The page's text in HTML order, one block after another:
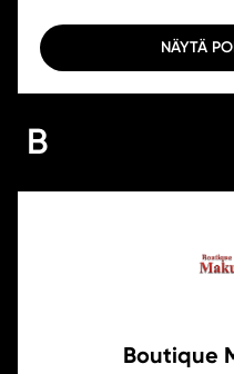
NÄYTÄ
B
Boutique